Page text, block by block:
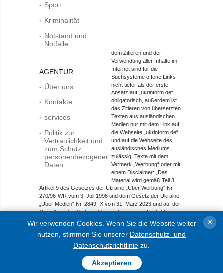
Sport
Kriminalität
Notstand und
Notfälle
AGENTUR
Über uns
Kontakte
services
Politik zur
Vertraulichkeit und
zum Schutz
personenbezogener
Daten
dem Zitieren und der
Verwendung aller Inhalte im
Internet sind für die
Suchsysteme offene Links
nicht tiefer als der erste
Absatz auf „ukrinform.de“
obligatorisch, außerdem ist
das Zitieren von übersetzten
Texten aus ausländischen
Medien nur mit dem Link auf
die Webseite „ukrinform.de“
und auf die Webseite des
ausländisches Mediums
zulässig. Texte mit dem
Vermerk „Werbung“ oder mit
einem Disclaimer: „Das
Material wird gemäß Teil 3
Artikel 9 des Gesetzes der Ukraine „Über Werbung“ Nr.
270/96-WR vom 3. Juli 1996 und dem Gesetz der Ukraine
„Über Medien“ Nr. 2849-IX vom 31. März 2023 und auf der
Grundlage des Vertrags/der Rechnung veröffentlicht.
Objekt im Bereich Onlinemedien; Medien-ID R40-01421.
© 2015-2026 Ukrinform. Alle Rechte sind geschützt.
Wir verwenden Cookies. Wenn Sie die Website weiter
nutzen, stimmen Sie unserer Datenschutz- und
Datenschutzrichtlinie zu.
Akzeptieren
×